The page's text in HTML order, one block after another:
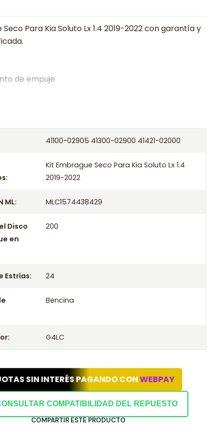
Para Kia Soluto Lx 1.4 2019-2022 con garantía y
de empuje
Para Kia Soluto Lx 1.4 2019
Para Kia Soluto Lx 1.4 2021
Para Kia Soluto Lx 1.4 2022
41100-02905 41300-02900 41421-02000
Kit Embrague Seco Para Kia Soluto Lx 1.4
2019-2022
ML: MLC1574438429
Disco
en
200
Estrías: 24
Bencina
G4LC
SIN INTERÉS PAGANDO CONWEBPAY
COMPATIBILIDAD DEL REPUESTO
COMPARTIR ESTE PRODUCTO